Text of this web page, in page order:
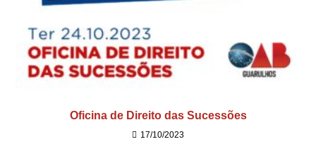
Oficina de Direito das Sucessões
17/10/2023